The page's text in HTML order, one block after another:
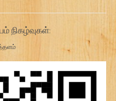
நிகழ்வுகள்: